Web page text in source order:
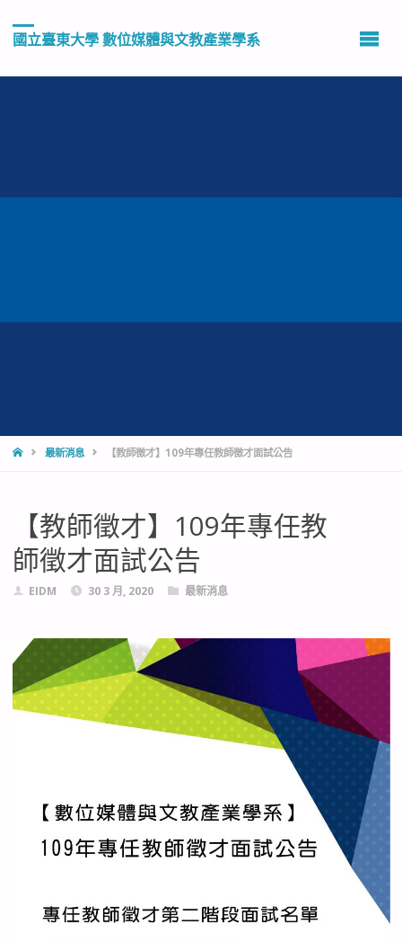
國立臺東大學 數位媒體與文教產業學系
HOME最新消息 【教師徵才】109年專任教師徵才面試公告
【教師徵才】109年專任教
師徵才面試公告
EIDM 30 3 月, 2020 最新消息